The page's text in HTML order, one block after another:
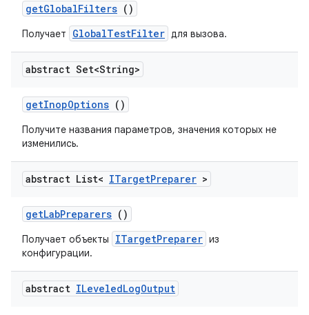
getGlobalFilters ()
Получает GlobalTestFilter для вызова.
abstract Set<String>
getInopOptions ()
Получите названия параметров, значения которых не
изменились.
abstract List< ITargetPreparer >
getLabPreparers ()
Получает объекты ITargetPreparer из
конфигурации.
abstract ILeveledLogOutput